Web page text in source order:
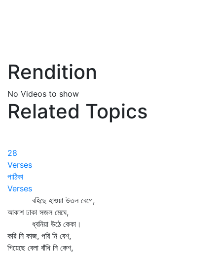
Rendition
No Videos to show
Related Topics
28
Verses
পাঠিকা
Verses
বহিছে হাওয়া উতল বেগে,
আকাশ ঢাকা সজল মেঘে,
ধ্বনিয়া উঠে কেকা।
করি নি কাজ, পরি নি বেশ,
গিয়েছে বেলা বাঁধি নি কেশ,